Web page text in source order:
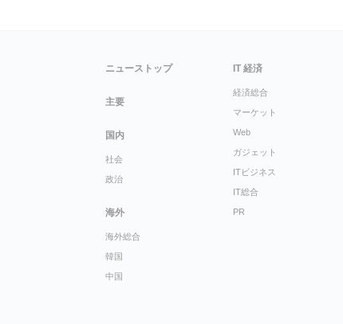
ニューストップ
主要
国内
社会
政治
海外
海外総合
韓国
中国
IT 経済
経済総合
マーケット
Web
ガジェット
ITビジネス
IT総合
PR